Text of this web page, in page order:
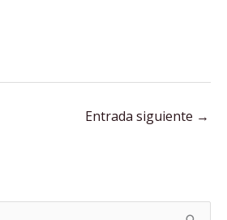
Entrada siguiente →